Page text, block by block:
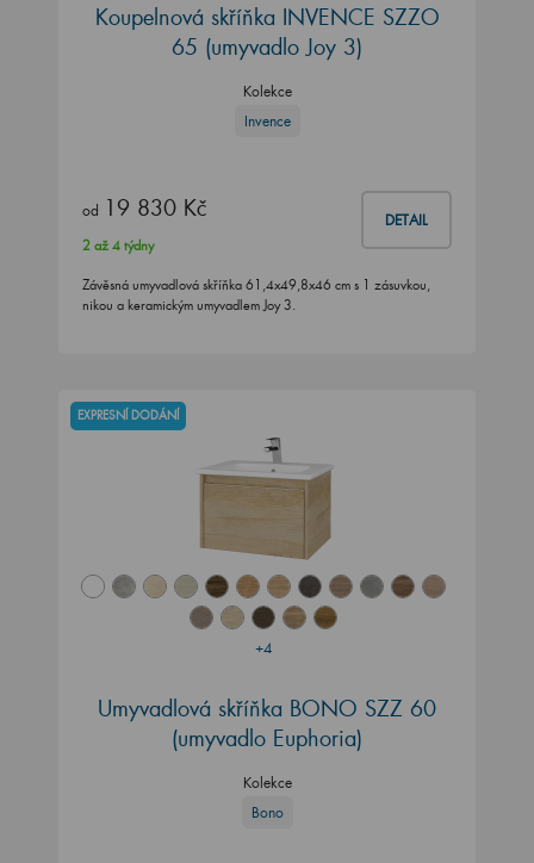
Koupelnová skříňka INVENCE SZZO
65 (umyvadlo Joy 3)
Kolekce
Invence
od 19 830 Kč DETAIL
2 až 4 týdny
Závěsná umyvadlová skříňka 61,4x49,8x46 cm s 1 zásuvkou,
nikou a keramickým umyvadlem Joy 3.
+4
EXPRESNÍ DODÁNÍ
Umyvadlová skříňka BONO SZZ 60
(umyvadlo Euphoria)
Kolekce
Bono